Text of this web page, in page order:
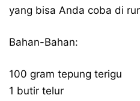
yang bisa Anda coba di
Bahan-Bahan:
100 gram tepung terigu
1 butir telur